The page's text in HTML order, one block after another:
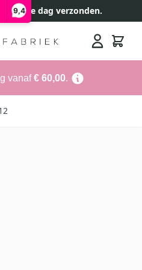
9,4
zelfde dag verzonden.
vanaf€ 60,00.